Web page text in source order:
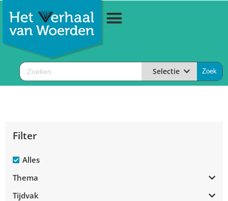
Selectie
Filter
Alles
Thema
Tijdvak